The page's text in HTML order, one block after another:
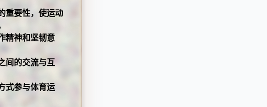
重要性，使运动
精神和坚韧意
间的交流与互
式参与体育运